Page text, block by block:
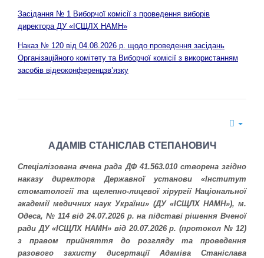
Засідання № 1 Виборчої комісії з проведення виборів
директора ДУ «ІСЩЛХ НАМН»
Наказ № 120 від 04.08.2026 р. щодо проведення засідань
Організаційного комітету та Виборчої комісії з використанням
засобів відеоконференцзв’язку
АДАМІВ СТАНІСЛАВ СТЕПАНОВИЧ
Спеціалізована вчена радаДФ 41.563.010 створена згідно
наказу директора Державної установи «Інститут
стоматології та щелепно-лицевої хірургії Національної
академії медичних наук України» (ДУ «ІСЩЛХ НАМН»), м.
Одеса, № 114 від 24.07.2026 р. на підставі рішення Вченої
ради ДУ «ІСЩЛХ НАМН» від 20.07.2026 р. (протокол № 12)
з правом прийняття до розгляду та проведення
разового захисту дисертації Адаміва Станіслава